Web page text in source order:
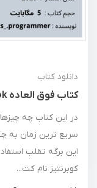
دانلود کتاب
کتاب فوق العاده Python EBook
در این کتاب چه
سریع ترین زمان به
این برگه تقلب
کوبرنتیز نام کت...